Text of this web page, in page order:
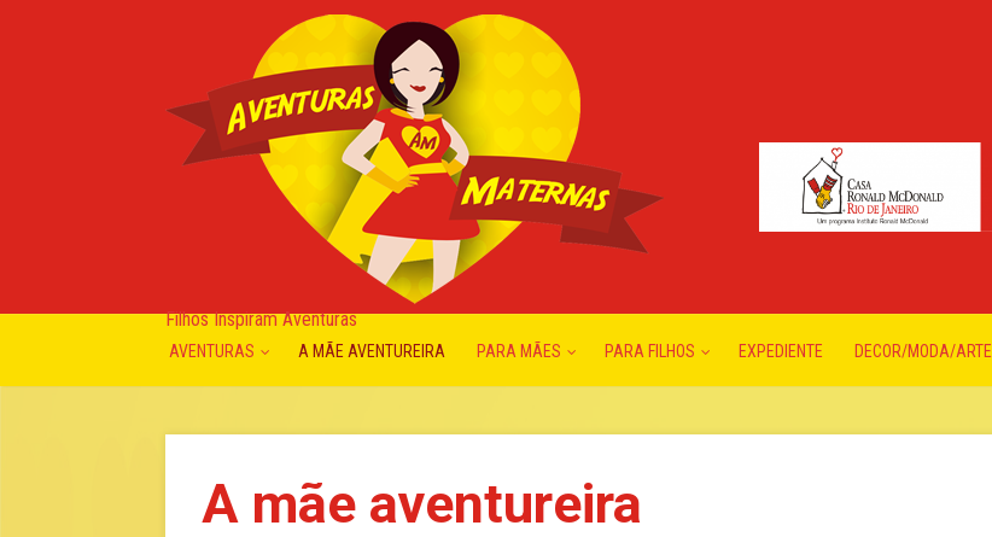
Filhos Inspiram Aventuras
AVENTURAS A MÃE AVENTUREIRA PARA MÃES PARA FILHOS EXPEDIENTE DECOR/MODA/ARTE
A mãe aventureira